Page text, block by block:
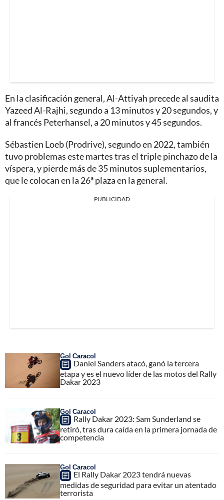
En la clasificación general, Al-Attiyah precede al saudita
Yazeed Al-Rajhi, segundo a 13 minutos y 20 segundos, y
al francés Peterhansel, a 20 minutos y 45 segundos.
Sébastien Loeb (Prodrive), segundo en 2022, también
tuvo problemas este martes tras el triple pinchazo de la
víspera, y pierde más de 35 minutos suplementarios,
que le colocan en la 26ª plaza en la general.
PUBLICIDAD
Gol Caracol
Daniel Sanders atacó, ganó la tercera
etapa y es el nuevo líder de las motos del Rally
Dakar 2023
Gol Caracol
Rally Dakar 2023: Sam Sunderland se
retiró, tras dura caída en la primera jornada de
competencia
Gol Caracol
El Rally Dakar 2023 tendrá nuevas
medidas de seguridad para evitar un atentado
terrorista